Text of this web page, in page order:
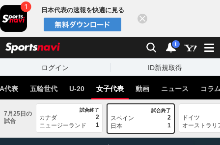
日本代表の速報を快適に見る
検索 通知
i
ログイン ID新規取得
A代表 五輪世代 U-20 女子代表 動画 ニュース コラ
7月25日の
試合
試合終了
カナダ
2
ニュージーランド
1
試合終了
スペイン
2
日本
1
ドイツ
オーストラリ